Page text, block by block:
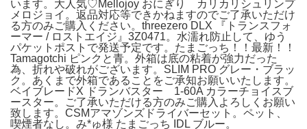
います。大人気♡Mellojoy おにぎり カリカリシュリンプ
メロジョイ。返品対応等できかねますのでご了承いただけ
る方のみご購入ください。threezero DLX 『トランスフォ
ーマー / ロストエイジ』3Z0471。水濡れ防止して、ゆう
パケットポストで発送予定です。たまごっち！！最新！！
Tamagotchi ピンクと青。外箱は底の粘着が強力だった
為、折れや破れがございます。SLIM PRO グレー・ブラッ
ク。あくまで外箱であることをご承知お願いいたします。
ベイブレードX ドランバスター 1-60A カラーチョイスブ
ースター。ご了承いただける方のみご購入よろしくお願い
致します。CSMアマゾンズドライバーセット。ペット、
喫煙者なし。み*ゅ様 たまごっち IDL ブルー。